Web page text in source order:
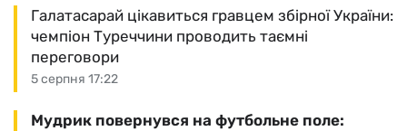
5 серпня 17:22
Галатасарай цікавиться гравцем збірної України:
чемпіон Туреччини проводить таємні
переговори
Мудрик повернувся на футбольне поле: